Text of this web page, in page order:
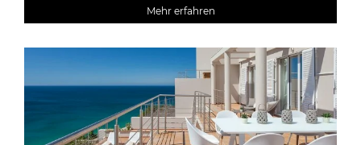
Mehr erfahren